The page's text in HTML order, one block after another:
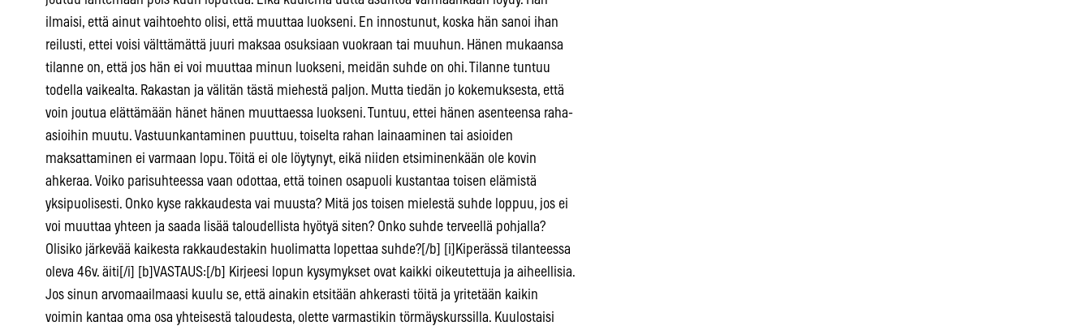
ilmaisi, että ainut vaihtoehto olisi, että muuttaa luokseni. En innostunut, koska hän sanoi ihan
reilusti, ettei voisi välttämättä juuri maksaa osuksiaan vuokraan tai muuhun. Hänen mukaansa
tilanne on, että jos hän ei voi muuttaa minun luokseni, meidän suhde on ohi. Tilanne tuntuu
todella vaikealta. Rakastan ja välitän tästä miehestä paljon. Mutta tiedän jo kokemuksesta, että
voin joutua elättämään hänet hänen muuttaessa luokseni. Tuntuu, ettei hänen asenteensa raha-
asioihin muutu. Vastuunkantaminen puuttuu, toiselta rahan lainaaminen tai asioiden
maksattaminen ei varmaan lopu. Töitä ei ole löytynyt, eikä niiden etsiminenkään ole kovin
ahkeraa. Voiko parisuhteessa vaan odottaa, että toinen osapuoli kustantaa toisen elämistä
yksipuolisesti. Onko kyse rakkaudesta vai muusta? Mitä jos toisen mielestä suhde loppuu, jos ei
voi muuttaa yhteen ja saada lisää taloudellista hyötyä siten? Onko suhde terveellä pohjalla?
Olisiko järkevää kaikesta rakkaudestakin huolimatta lopettaa suhde?[/b] [i]Kiperässä tilanteessa
oleva 46v. äiti[/i] [b]VASTAUS:[/b] Kirjeesi lopun kysymykset ovat kaikki oikeutettuja ja aiheellisia.
Jos sinun arvomaailmaasi kuulu se, että ainakin etsitään ahkerasti töitä ja yritetään kaikin
voimin kantaa oma osa yhteisestä taloudesta, olette varmastikin törmäyskurssilla. Kuulostaisi